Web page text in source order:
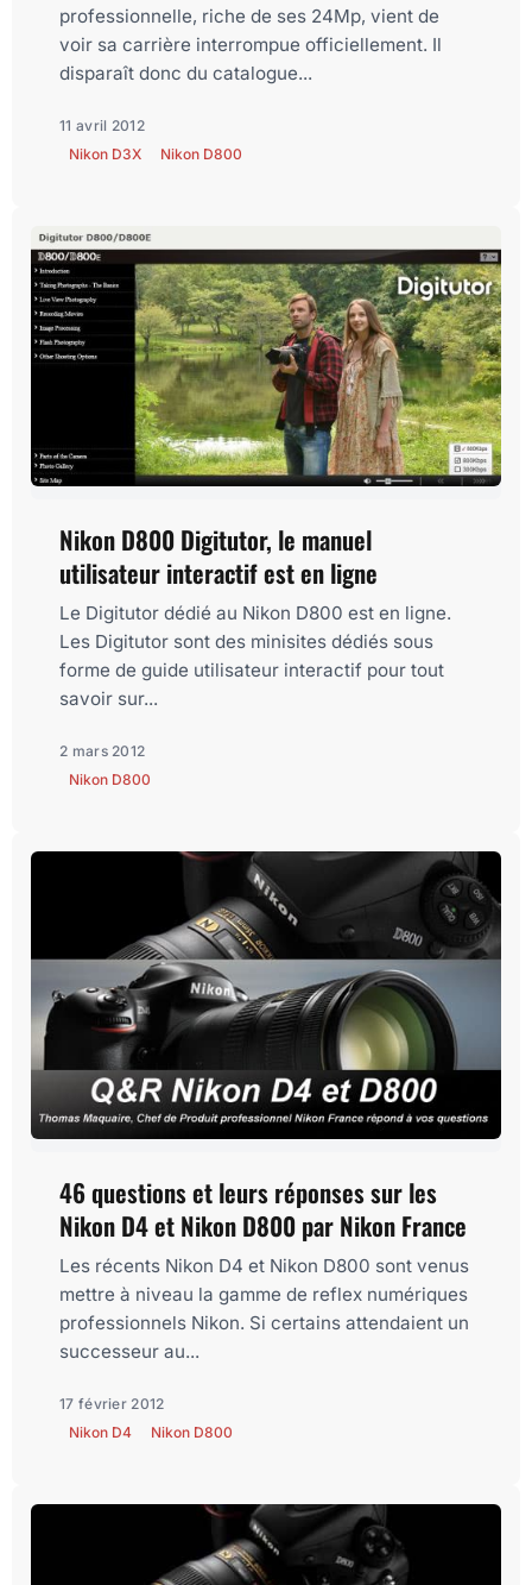
professionnelle, riche de ses 24Mp, vient de
voir sa carrière interrompue officiellement. Il
disparaît donc du catalogue...
11 avril 2012
Nikon D3X
Nikon D800
Nikon D800 Digitutor, le manuel
utilisateur interactif est en ligne
Le Digitutor dédié au Nikon D800 est en ligne.
Les Digitutor sont des minisites dédiés sous
forme de guide utilisateur interactif pour tout
savoir sur...
2 mars 2012
Nikon D800
46 questions et leurs réponses sur les
Nikon D4 et Nikon D800 par Nikon France
Les récents Nikon D4 et Nikon D800 sont venus
mettre à niveau la gamme de reflex numériques
professionnels Nikon. Si certains attendaient un
successeur au...
17 février 2012
Nikon D4
Nikon D800